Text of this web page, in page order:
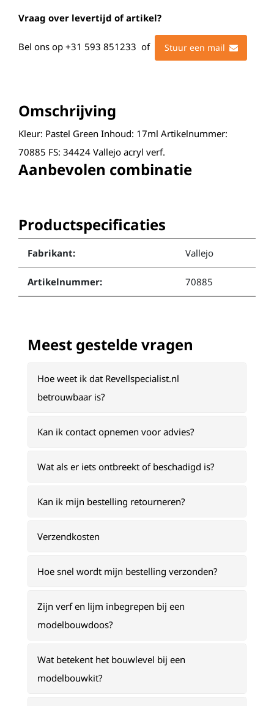
Vraag over levertijd of artikel?
Bel ons op +31 593 851233 of Stuur een mail
Omschrijving
Kleur: Pastel Green Inhoud: 17ml Artikelnummer:
70885 FS: 34424 Vallejo acryl verf.
Aanbevolen combinatie
Productspecificaties
Fabrikant: Vallejo
Artikelnummer: 70885
Meest gestelde vragen
Hoe weet ik dat Revellspecialist.nl
betrouwbaar is?
Kan ik contact opnemen voor advies?
Wat als er iets ontbreekt of beschadigd is?
Kan ik mijn bestelling retourneren?
Verzendkosten
Hoe snel wordt mijn bestelling verzonden?
Zijn verf en lijm inbegrepen bij een
modelbouwdoos?
Wat betekent het bouwlevel bij een
modelbouwkit?